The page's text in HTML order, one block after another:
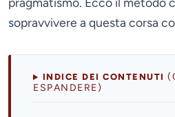
sopravvivere a questa corsa
INDICE DEI CONTENUTI
ESPANDERE)